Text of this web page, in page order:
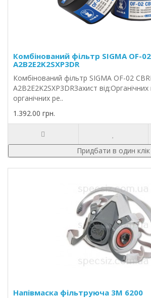
Комбінований фільтр SIGMA OF-02
A2B2E2K2SXP3DR
Комбінований фільтр SIGMA OF-02
A2B2E2K2SXP3DRЗахист від:Органічних
органічних ре..
1.392.00 грн.
Придбати в один клік
Напівмаска фільтруюча 3M 6200